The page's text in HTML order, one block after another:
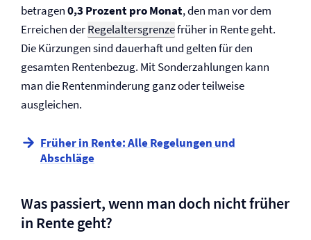
betragen0,3 Prozent pro Monat, den man vor dem
Erreichen derRegelaltersgrenzefrüher in Rente geht.
Die Kürzungen sind dauerhaft und gelten für den
gesamten Rentenbezug. Mit Sonderzahlungen kann
man die Rentenminderung ganz oder teilweise
ausgleichen.
Früher in Rente: Alle Regelungen und
Abschläge
Was passiert, wenn man doch nicht früher
in Rente geht?